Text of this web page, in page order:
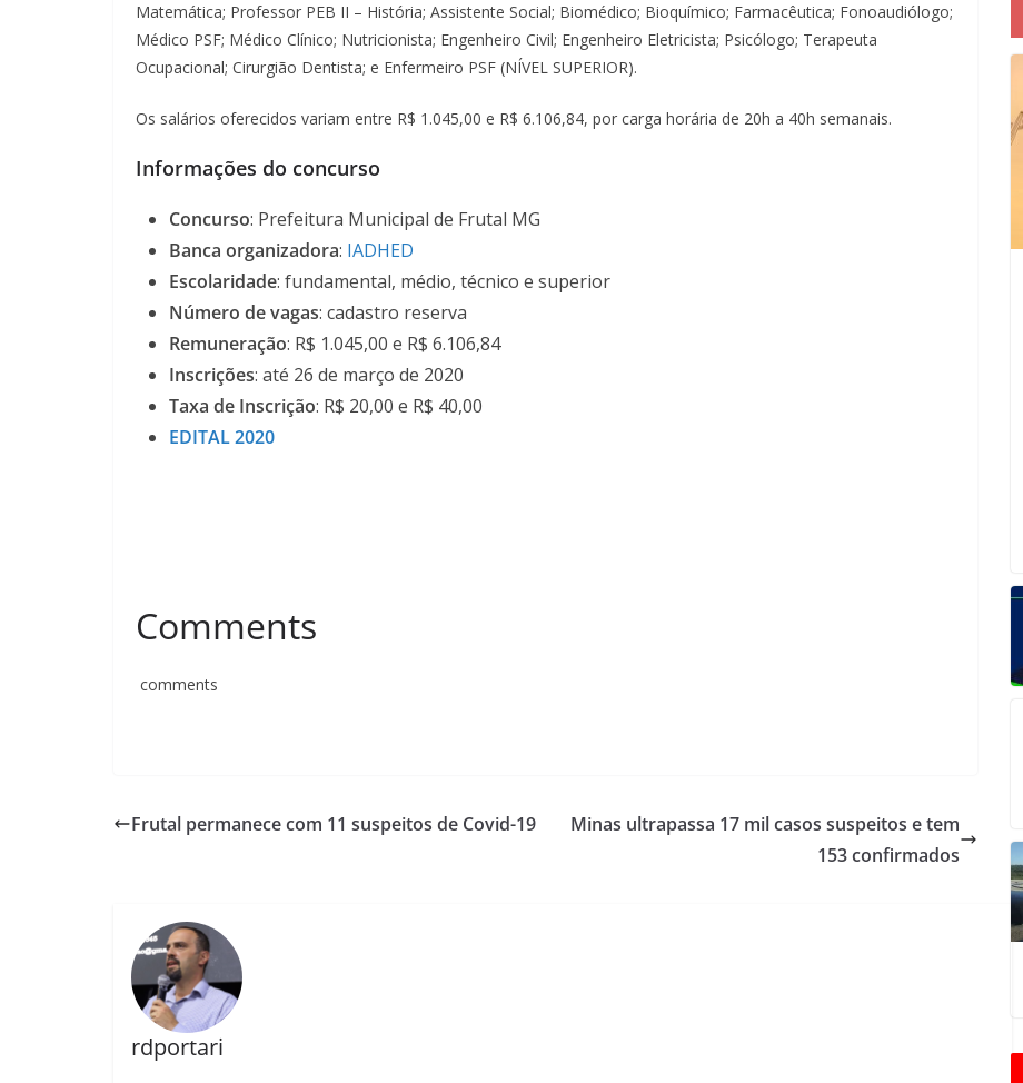
Matemática; Professor PEB II – História; Assistente Social; Biomédico; Bioquímico; Farmacêutica; Fonoaudiólogo;
Médico PSF; Médico Clínico; Nutricionista; Engenheiro Civil; Engenheiro Eletricista; Psicólogo; Terapeuta
Ocupacional; Cirurgião Dentista; e Enfermeiro PSF (NÍVEL SUPERIOR).
Os salários oferecidos variam entre R$ 1.045,00 e R$ 6.106,84, por carga horária de 20h a 40h semanais.
Informações do concurso
Concurso: Prefeitura Municipal de Frutal MG
Banca organizadora: IADHED
Escolaridade: fundamental, médio, técnico e superior
Número de vagas: cadastro reserva
Remuneração: R$ 1.045,00 e R$ 6.106,84
Inscrições: até 26 de março de 2020
Taxa de Inscrição: R$ 20,00 e R$ 40,00
EDITAL 2020
Comments
comments
Frutal permanece com 11 suspeitos de Covid-19
Minas ultrapassa 17 mil casos suspeitos e tem
153 confirmados
rdportari